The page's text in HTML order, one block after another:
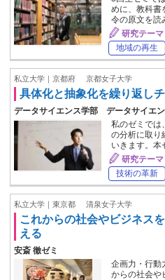
めに、教科書
令の原文を読
研究テーマ
地域の再生
私立大学｜京都府 京都女子大学
具体化と抽象化を繰り返し
データサイエンス学部 データサイエ
私のゼミでは
の分析に取り
いきます。
研究テーマ
技術の革新
私立大学｜東京都 清泉女子大学
これからの社会やビジネス
える
安斎 徹ゼミ
企画力・行動
からの社会や